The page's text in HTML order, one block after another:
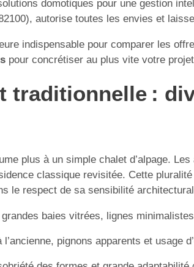
domotiques pour une gestion
autorise toutes les envies et
indispensable pour comparer les
pour concrétiser au plus vite votre
traditionnelle :
plus à un simple chalet d’alpage.
classique revisitée. Cette
le respect de sa sensibilité
baies vitrées, lignes
pignons apparents et usage